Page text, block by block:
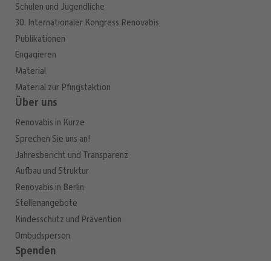
Schulen und Jugendliche
30. Internationaler Kongress Renovabis
Publikationen
Engagieren
Material
Material zur Pfingstaktion
Über uns
Renovabis in Kürze
Sprechen Sie uns an!
Jahresbericht und Transparenz
Aufbau und Struktur
Renovabis in Berlin
Stellenangebote
Kindesschutz und Prävention
Ombudsperson
Spenden